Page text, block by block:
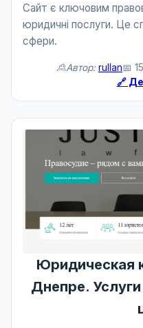
Сайт є ключовим
юридичні послуги. Це
сфери.
🙎Автор: rullan📅
🔗
Юридическая
Днепре.